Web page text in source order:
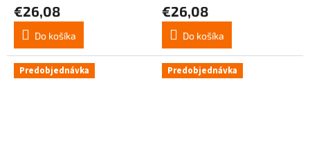
€26,08
Do košíka
€26,08
Do košíka
Predobjednávka Predobjednávka